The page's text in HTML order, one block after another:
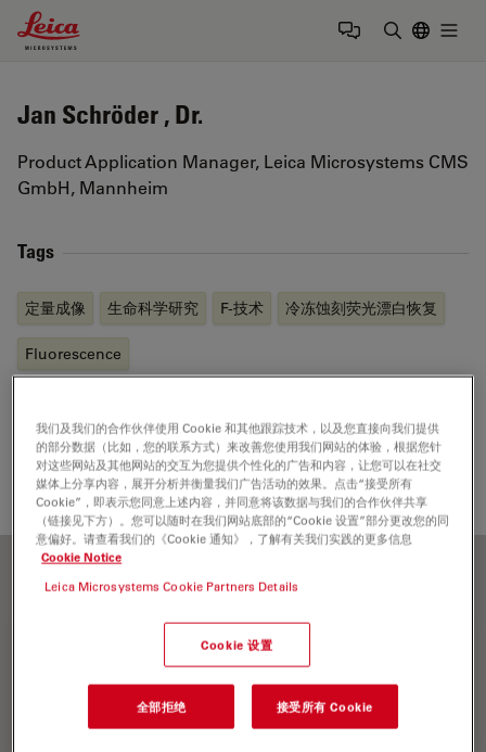
Leica Microsystems Logo
Jan Schröder , Dr.
Product Application Manager, Leica Microsystems CMS
GmbH, Mannheim
Tags
定量成像 生命科学研究 F-技术 冷冻蚀刻荧光漂白恢复
Fluorescence
Send me an email
Jan.Schroeder@leica-microsystems.com
我们及我们的合作伙伴使用 Cookie 和其他跟踪技术，以及您直接向我们提供
的部分数据（比如，您的联系方式）来改善您使用我们网站的体验，根据您针
对这些网站及其他网站的交互为您提供个性化的广告和内容，让您可以在社交
媒体上分享内容，展开分析并衡量我们广告活动的效果。点击“接受所有
Cookie”，即表示您同意上述内容，并同意将该数据与我们的合作伙伴共享
（链接见下方）。您可以随时在我们网站底部的“Cookie 设置”部分更改您的同
意偏好。请查看我们的《Cookie 通知》，了解有关我们实践的更多信息
Cookie Notice
Leica Microsystems Cookie Partners Details
Cookie 设置
全部拒绝 接受所有 Cookie